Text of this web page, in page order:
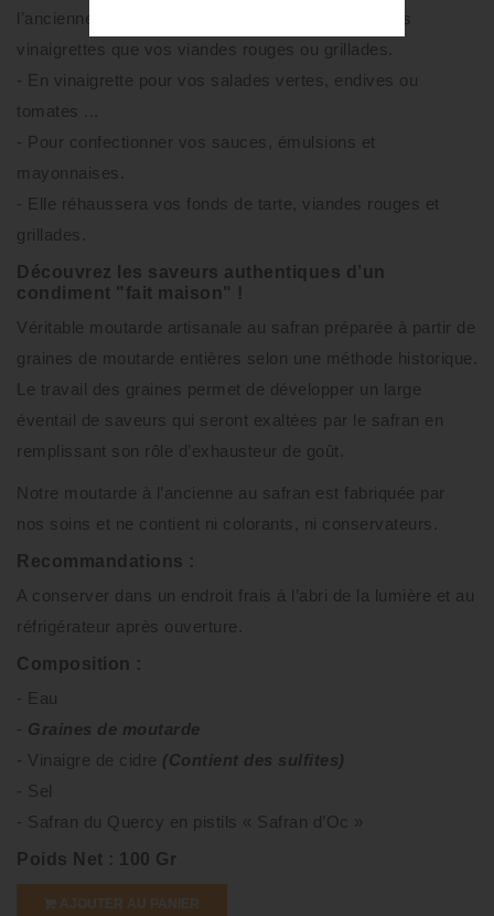
l’ancienne vous accompagnera aussi bien pour vos
vinaigrettes que vos viandes rouges ou grillades.
- En vinaigrette pour vos salades vertes, endives ou
tomates ...
- Pour confectionner vos sauces, émulsions et
mayonnaises.
- Elle réhaussera vos fonds de tarte, viandes rouges et
grillades.
Découvrez les saveurs authentiques d’un
condiment "fait maison" !
Véritable moutarde artisanale au safran préparée à partir de
graines de moutarde entières selon une méthode historique.
Le travail des graines permet de développer un large
éventail de saveurs qui seront exaltées par le safran en
remplissant son rôle d’exhausteur de goût.
Notre moutarde à l’ancienne au safran est fabriquée par
nos soins et ne contient ni colorants, ni conservateurs.
Recommandations :
A conserver dans un endroit frais à l’abri de la lumière et au
réfrigérateur après ouverture.
Composition :
- Eau
- Graines de moutarde
- Vinaigre de cidre (Contient des sulfites)
- Sel
- Safran du Quercy en pistils « Safran d’Oc »
Poids Net : 100 Gr
AJOUTER AU PANIER